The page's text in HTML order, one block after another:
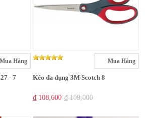
Mua Hàng
- 7
Mua Hàng
Kéo đa dụng 3M Scotch 8
₫ 108,600 ₫ 109,000